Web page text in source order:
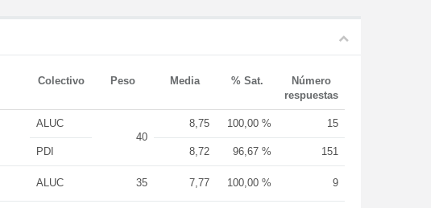
Colectivo Peso Media % Sat.
Número
respuestas
ALUC
40
8,75 100,00 % 15
PDI 8,72 96,67 % 151
ALUC 35 7,77 100,00 % 9